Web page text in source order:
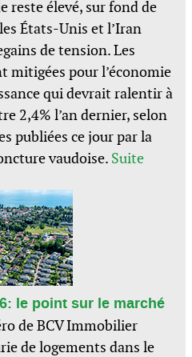
reste élevé, sur fond de
États-Unis et l’Iran
de tension. Les
mitigées pour l’économie
qui devrait ralentir à
2,4% l’an dernier, selon
publiées ce jour par la
vaudoise. Suite
le point sur le marché
de BCV Immobilier
de logements dans le